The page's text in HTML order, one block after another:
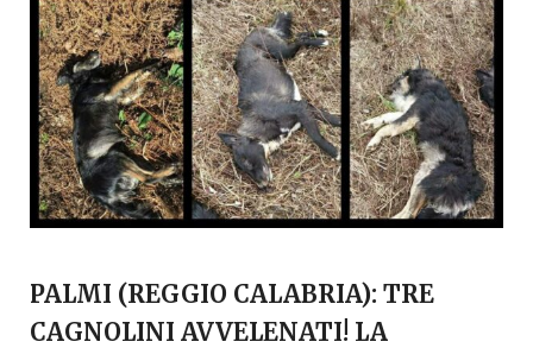
PALMI (REGGIO CALABRIA): TRE
CAGNOLINI AVVELENATI! LA